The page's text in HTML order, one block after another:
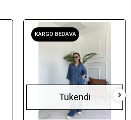
KARGO BEDAVA
Tükendi